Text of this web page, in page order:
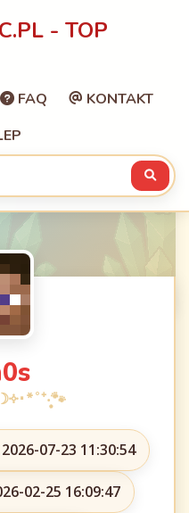
- TOP
FAQ
KONTAKT
07-23 11:30:54
02-25 16:09:47